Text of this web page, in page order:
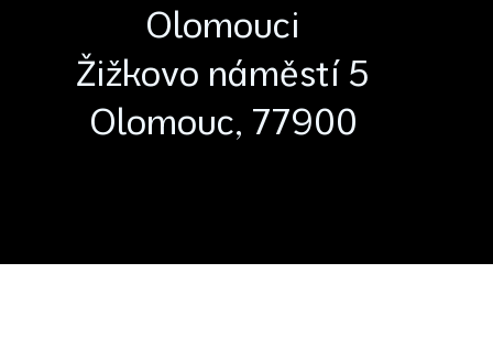
Olomouci
Žižkovo náměstí 5
Olomouc, 77900